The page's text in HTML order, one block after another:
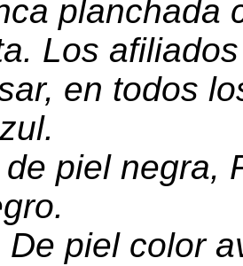
planchada
. Los
, en todos
.
de piel negra,
.
De piel color